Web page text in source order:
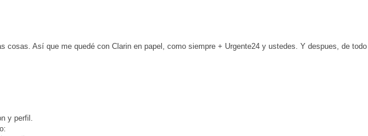
cosas. Así que me quedé con Clarin en papel, como siempre + Urgente24 y ustedes. Y despues, de
y perfil.